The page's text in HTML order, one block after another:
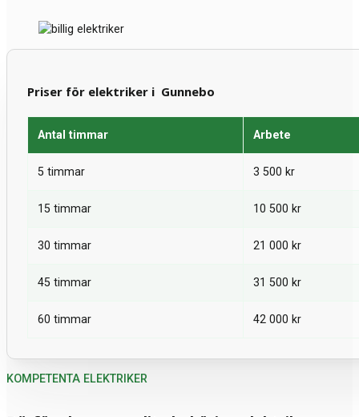
Priser för elektriker i Gunnebo
Antal timmar Arbete
5 timmar 3 500 kr
15 timmar 10 500 kr
30 timmar 21 000 kr
45 timmar 31 500 kr
60 timmar 42 000 kr
KOMPETENTA ELEKTRIKER